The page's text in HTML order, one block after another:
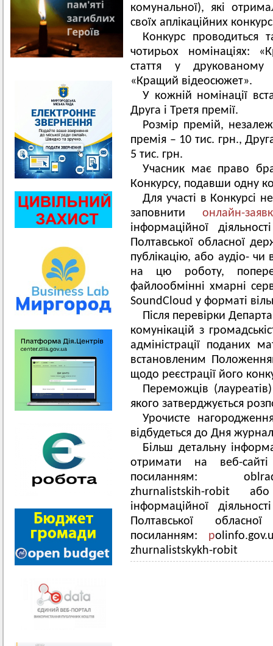
комунальної), які
своїх аплікаційних
Конкурс проводиться
чотирьох номінаціях:
стаття у друкованому
«Кращий відеосюжет».
У кожній номінації
Друга і Третя премії.
Розмір премій,
премія – 10 тис. грн.,
5 тис. грн.
Учасник має право
Конкурсу, подавши одну
Для участі в Конкурсі
заповнити онлайн-
інформаційної
Полтавської обласної
публікацію, або аудіо- чи
на цю роботу,
файлообмінні хмарні
SoundCloud у форматі
Після перевірки
комунікацій з
адміністрації поданих
встановленим
щодо реєстрації його
Переможців
якого затверджується
Урочисте
відбудеться до Дня
Більш детальну
отримати на веб-
посиланням:
zhurnalistskih-robit
інформаційної
Полтавської
посиланням: p
zhurnalistskykh-robit